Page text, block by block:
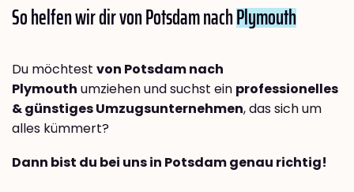
So helfen wir dir von Potsdam nachPlymouth
Du möchtest von Potsdam nach
Plymouth umziehen und suchst ein professionelles
& günstiges Umzugsunternehmen, das sich um
alles kümmert?
Dann bist du bei uns in Potsdam genau richtig!